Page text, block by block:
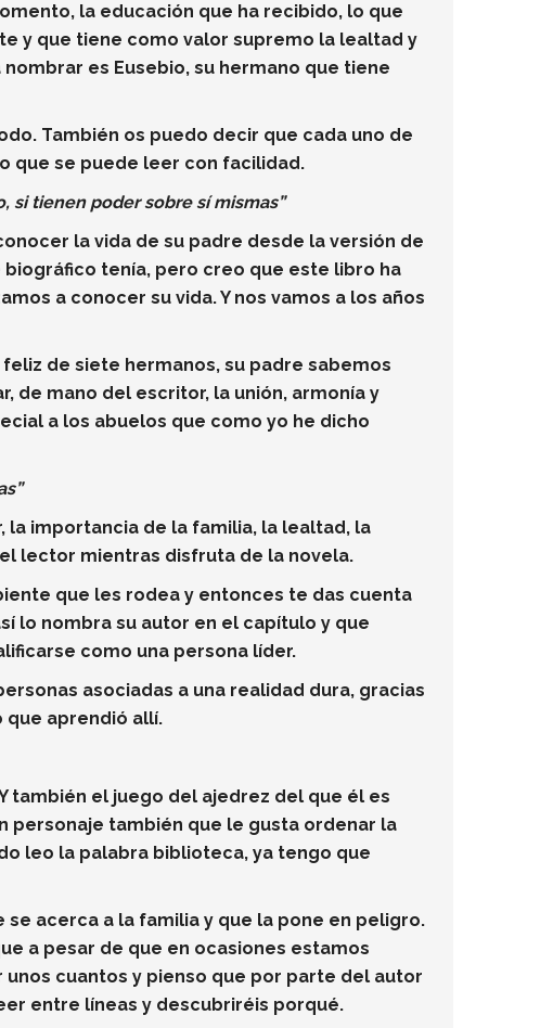
la educación que ha recibido, lo que
y que tiene como valor supremo la lealtad y
es Eusebio, su hermano que tiene
También os puedo decir que cada uno de
que se puede leer con facilidad.
si tienen poder sobre sí mismas”
la vida de su padre desde la versión de
biográfico tenía, pero creo que este libro ha
a conocer su vida. Y nos vamos a los años
de siete hermanos, su padre sabemos
de mano del escritor, la unión, armonía y
a los abuelos que como yo he dicho
importancia de la familia, la lealtad, la
lector mientras disfruta de la novela.
que les rodea y entonces te das cuenta
lo nombra su autor en el capítulo y que
como una persona líder.
asociadas a una realidad dura, gracias
que aprendió allí.
también el juego del ajedrez del que él es
personaje también que le gusta ordenar la
leo la palabra biblioteca, ya tengo que
acerca a la familia y que la pone en peligro.
a pesar de que en ocasiones estamos
cuantos y pienso que por parte del autor
entre líneas y descubriréis porqué.